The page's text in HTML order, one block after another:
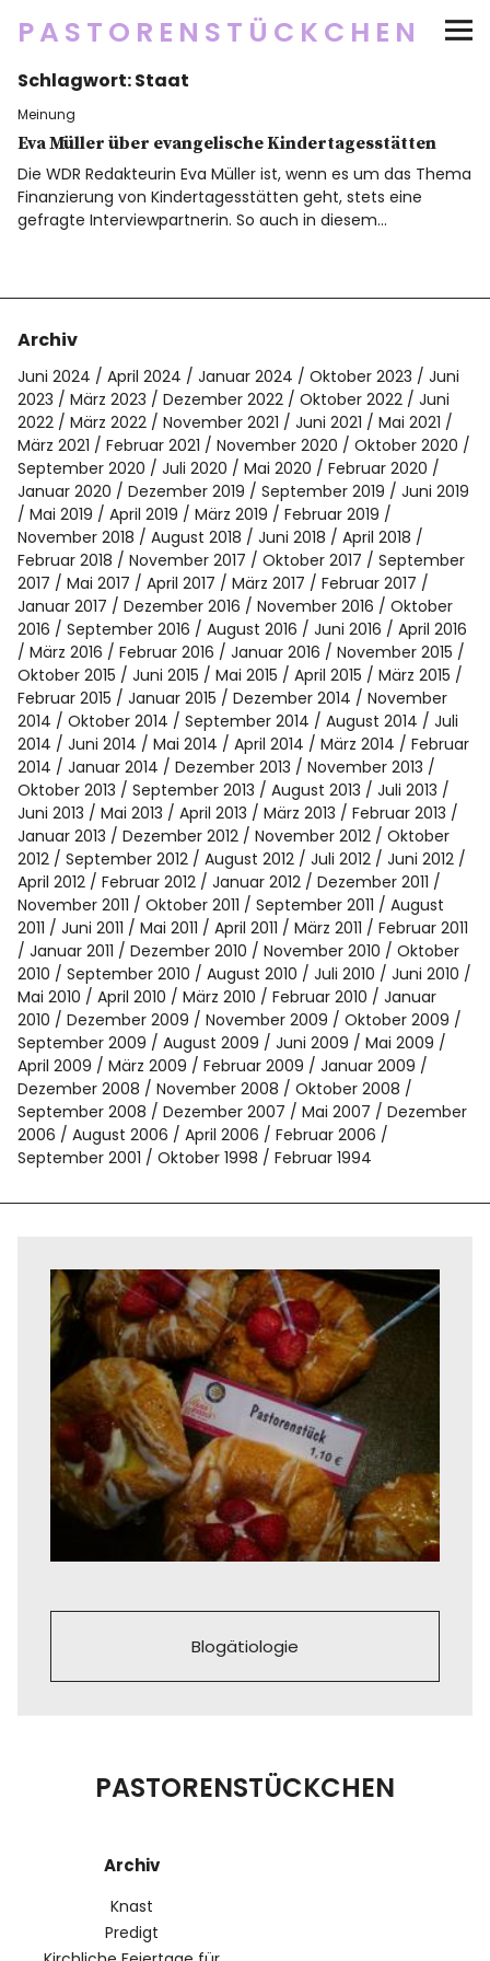
PASTORENSTÜCKCHEN
Startseite
Über
Social Media
Impressum/Datenschutz
TwitterRSSInstagramFacebookpinterest
flickr500px
Spotify
Schlagwort:Staat
Meinung
Eva Müller über evangelische Kindertagesstätten
Die WDR Redakteurin Eva Müller ist, wenn es um das Thema
Finanzierung von Kindertagesstätten geht, stets eine
gefragte Interviewpartnerin. So auch in diesem…
Archiv
Juni 2024 April 2024 Januar 2024 Oktober 2023
Juni
2023
März 2023 Dezember 2022 Oktober 2022
Juni
2022
März 2022 November 2021 Juni 2021
Mai 2021
März 2021
Februar 2021 November 2020
Oktober 2020
September 2020
Juli 2020 Mai 2020
Februar 2020
Januar 2020
Dezember 2019 September 2019
Juni 2019
Mai 2019
April 2019 März 2019
Februar 2019
November 2018
August 2018 Juni 2018
April 2018
Februar 2018
November 2017 Oktober 2017
September
2017
Mai 2017 April 2017 März 2017
Februar 2017
Januar 2017
Dezember 2016 November 2016
Oktober
2016
September 2016 August 2016 Juni 2016
April 2016
März 2016
Februar 2016 Januar 2016
November 2015
Oktober 2015
Juni 2015 Mai 2015 April 2015
März 2015
Februar 2015
Januar 2015 Dezember 2014
November
2014
Oktober 2014 September 2014 August 2014
Juli
2014
Juni 2014 Mai 2014 April 2014 März 2014
Februar
2014
Januar 2014 Dezember 2013
November 2013
Oktober 2013
September 2013 August 2013
Juli 2013
Juni 2013
Mai 2013 April 2013 März 2013
Februar 2013
Januar 2013
Dezember 2012 November 2012
Oktober
2012
September 2012 August 2012 Juli 2012
Juni 2012
April 2012
Februar 2012 Januar 2012
Dezember 2011
November 2011
Oktober 2011 September 2011
August
2011
Juni 2011 Mai 2011 April 2011 März 2011
Februar 2011
Januar 2011
Dezember 2010 November 2010
Oktober
2010
September 2010 August 2010 Juli 2010
Juni 2010
Mai 2010
April 2010 März 2010 Februar 2010
Januar
2010
Dezember 2009 November 2009
Oktober 2009
September 2009
August 2009 Juni 2009
Mai 2009
April 2009
März 2009 Februar 2009
Januar 2009
Dezember 2008
November 2008
Oktober 2008
September 2008
Dezember 2007 Mai 2007
Dezember
2006
August 2006 April 2006
Februar 2006
September 2001
Oktober 1998 Februar 1994
Blogätiologie
PASTORENSTÜCKCHEN
Archiv
Knast
Predigt